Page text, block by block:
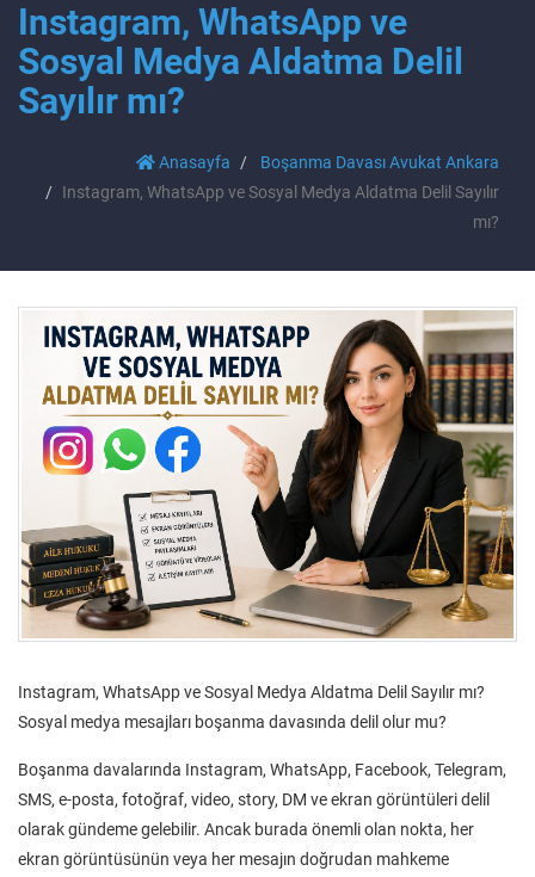
Instagram, WhatsApp ve
Sosyal Medya Aldatma Delil
Sayılır mı?
Anasayfa
Boşanma Davası Avukat Ankara
Instagram, WhatsApp ve Sosyal Medya Aldatma Delil Sayılır
mı?
Instagram, WhatsApp ve Sosyal Medya Aldatma Delil Sayılır mı?
Sosyal medya mesajları boşanma davasında delil olur mu?
Boşanma davalarında Instagram, WhatsApp, Facebook, Telegram,
SMS, e-posta, fotoğraf, video, story, DM ve ekran görüntüleri delil
olarak gündeme gelebilir. Ancak burada önemli olan nokta, her
ekran görüntüsünün veya her mesajın doğrudan mahkeme